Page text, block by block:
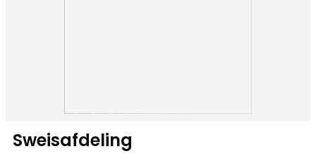
Sweisafdeling